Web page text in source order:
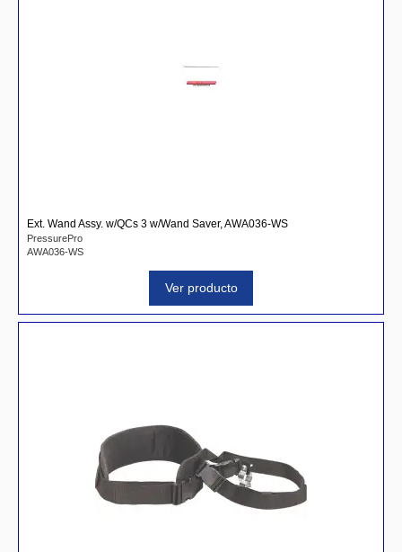
Ext. Wand Assy. w/QCs 3 w/Wand Saver, AWA036-WS
PressurePro
AWA036-WS
Ver producto